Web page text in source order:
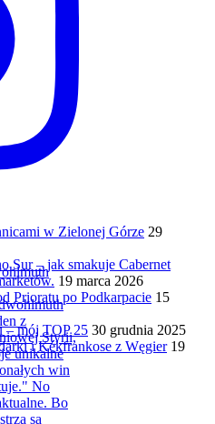
w Zielonej Górze 29
Sur – jak smakuje Cabernet
19 marca 2026
Prioratu po Podkarpacie 15
– mój TOP 25 30 grudnia 2025
i Kékfrankose z Węgier 19